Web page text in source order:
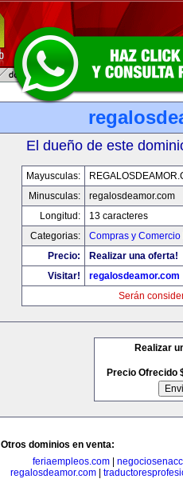
El dueño de este
Mayusculas:
Minusculas:
regalosdeamor.com
Longitud:
13 caracteres
Categorias:
Compras y Comercio
Precio:
Realizar una oferta!
Visitar!
regalosdeamor.com
Serán
Realizar
Precio Ofrecido
Otros dominios en venta:
feriaempleos.com
regalosdeamor.com